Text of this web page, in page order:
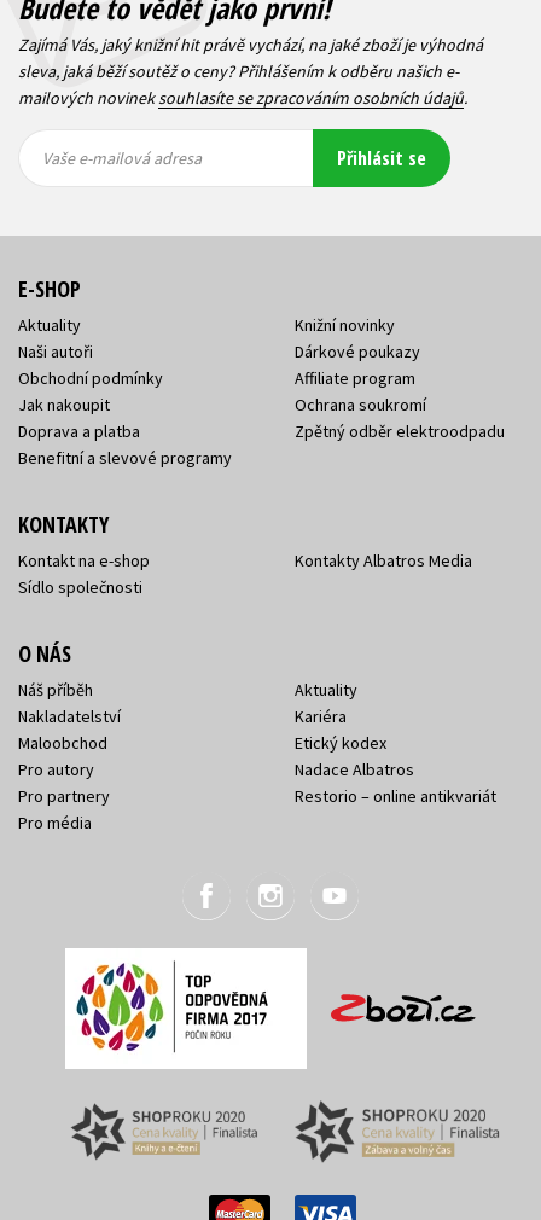
Zajímá Vás, jaký knižní hit právě vychází, na jaké zboží je výhodná
sleva, jaká běží soutěž o ceny? Přihlášením k odběru našich e-
mailových novineksouhlasíte se zpracováním osobních údajů.
mailová
mailová
Vaše e-mailová adresa Přihlásit se
E-SHOP
Aktuality
Naši autoři
Obchodní podmínky
Jak nakoupit
Doprava a platba
Benefitní a slevové programy
Knižní novinky
Dárkové poukazy
Affiliate program
Ochrana soukromí
Zpětný odběr elektroodpadu
KONTAKTY
Kontakt na e-shop
Sídlo společnosti
Kontakty Albatros Media
O NÁS
Náš příběh
Nakladatelství
Maloobchod
Pro autory
Pro partnery
Pro média
Aktuality
Kariéra
Etický kodex
Nadace Albatros
Restorio – online antikvariát